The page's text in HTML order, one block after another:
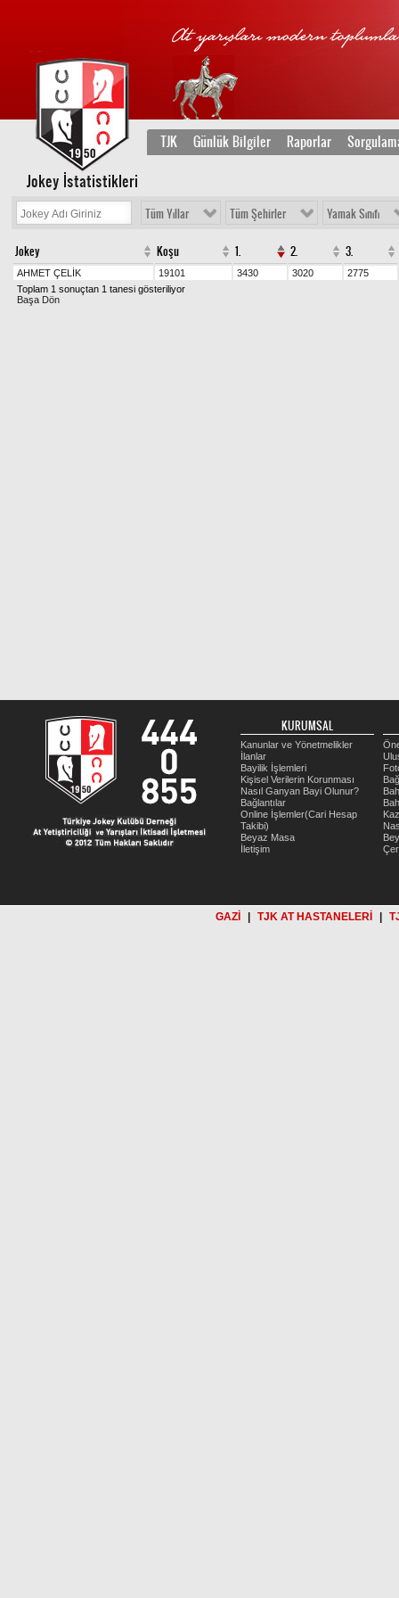
TJK Günlük Bilgiler Raporlar
Jokey İstatistikleri
Tüm Yıllar Tüm Şehirler Yamak Sınıfı
Jokey Koşu 1. 2. 3.
AHMET ÇELİK 19101 3430 3020
2775
Toplam 1 sonuçtan 1 tanesi gösteriliyor
Başa Dön
KURUMSAL
Kanunlar ve Yönetmelikler
İlanlar
Bayilik İşlemleri
Kişisel Verilerin Korunması
Nasıl Ganyan Bayi Olunur?
Bağlantılar
Online İşlemler(Cari Hesap
Takibi)
Beyaz Masa
İletişim
GAZİ TJK AT HASTANELERİ